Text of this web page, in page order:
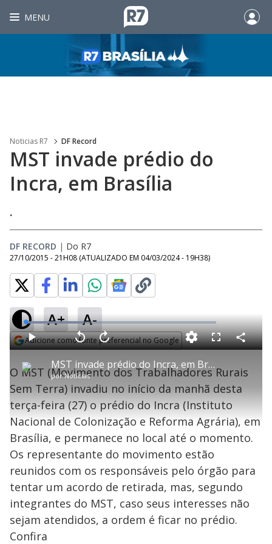
MENU
Noticias R7 DF Record
MST invade prédio do
Incra, em Brasília
.
DF RECORD | Do R7
27/10/2015 - 21H08 (ATUALIZADO EM 04/03/2024 - 19H38)
A+ A-
Adicione como fonte preferencial no Google
P
l
a
y
V
MST invade prédio do Incra, em Brasília
porNotícias
P V
t
a
r
0
e
g
n
d
s
A
n
ç
a
1
s
e
g
u
n
o
s
M
u
d
o
L
o
a
d
e
3
0
.
4
2
F
s
c
r
e
n
C
o
a
r
i
l
O MST (Movimento dos Trabalhadores Rurais
Sem Terra) invadiu no início da manhã desta
terça-feira (27) o prédio do Incra (Instituto
Nacional de Colonização e Reforma Agrária), em
Brasília, e permanece no local até o momento.
Os representante do movimento estão
reunidos com os responsáveis pelo órgão para
tentar um acordo de retirada, mas, segundo
integrantes do MST, caso seus interesses não
sejam atendidos, a ordem é ficar no prédio.
Confira